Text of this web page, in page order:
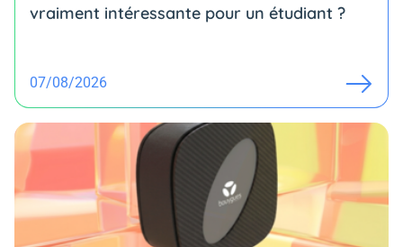
vraiment intéressante pour un étudiant ?
07/08/2026